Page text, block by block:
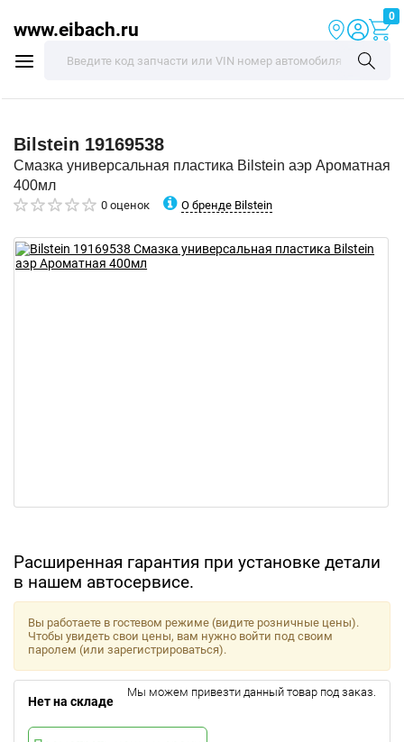
www.eibach.ru
0
Bilstein 19169538
Смазка универсальная пластика Bilstein аэр Ароматная
400мл
0 оценок О бренде Bilstein
Расширенная гарантия при установке детали
в нашем автосервисе.
Вы работаете в гостевом режиме (видите розничные цены).
Чтобы увидеть свои цены, вам нужно войти под своим
паролем (или зарегистрироваться).
Нет на складе
Мы можем привезти данный товар под заказ.